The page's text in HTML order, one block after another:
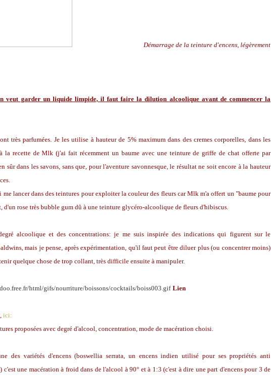
Démarrage de la teinture d'encens, légèrement
veut garder un liquide limpide, il faut faire la dilution alcoolique avant de commencer la
très parfumées. Je les utilise à hauteur de 5% maximum dans des cremes corporelles, dans les
la recette de Mlk (j'ai fait récemment un baume avec une teinture de griffe de chat offerte par
sûr dans les savons, sans que, pour l'aventure savonnesque, le résultat ne soit encore à la hauteur
me lancer dans des teintures pour exploiter la couleur des fleurs car Mlk m'a offert un "baume pour
d'un rose très bubble gum dû à une teinture glycéro-alcoolique de fleurs d'hibiscus.
alcoolique et des concentrations: je me suis inspirée des indications qui figurent sur le
mais je pense, après expérimentation, qu'il faut peut être diluer plus (ou concentrer moins)
quelque chose de trop collant, très difficile ensuite à manipuler.
Lien
ici:
proposées avec degré d'alcool, concentration, mode de macération choisi.
des variétés d'encens (boswellia serrata, un encens indien utilisé pour ses propriétés anti
c'est une macération à froid dans de l'alcool à 90° et à 1:3 (c'est à dire une part d'encens pour 3 de